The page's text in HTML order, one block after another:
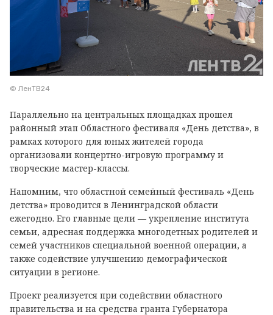
© ЛенТВ24
Параллельно на центральных площадках прошел
районный этап Областного фестиваля «День детства», в
рамках которого для юных жителей города
организовали концертно-игровую программу и
творческие мастер-классы.
Напомним, что областной семейный фестиваль «День
детства» проводится в Ленинградской области
ежегодно. Его главные цели — укрепление института
семьи, адресная поддержка многодетных родителей и
семей участников специальной военной операции, а
также содействие улучшению демографической
ситуации в регионе.
Проект реализуется при содействии областного
правительства и на средства гранта Губернатора